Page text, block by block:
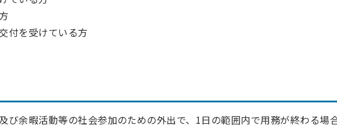
付を受けている方
び余暇活動等の社会参加のための外出で、1日の範囲内で用務が終わる場